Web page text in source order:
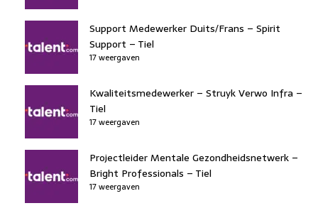
Support Medewerker Duits/Frans – Spirit
Support – Tiel
17 weergaven
Kwaliteitsmedewerker – Struyk Verwo Infra –
Tiel
17 weergaven
Projectleider Mentale Gezondheidsnetwerk –
Bright Professionals – Tiel
17 weergaven